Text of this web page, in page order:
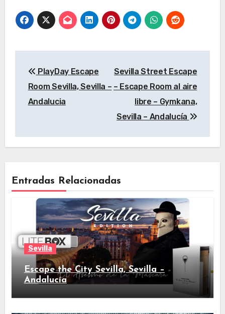
Sevilla –
Andalucía
Andalucía
de
entradas
PlayDay Escape
Room Sevilla, Sevilla –
Andalucia
Sevilla Street Escape
– Escape Room al aire
libre – Gymkana,
Sevilla – Andalucía
Entradas Relacionadas
Sevilla
Escape the City Sevilla, Sevilla –
Andalucía